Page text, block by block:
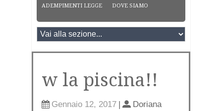
ADEMPIMENTI LEGGE DOVE SIAMO
w la piscina!!
Gennaio 12, 2017 |
Doriana